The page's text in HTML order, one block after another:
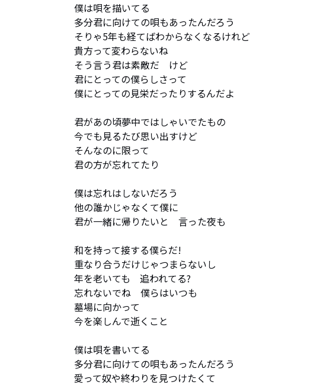
僕は唄を描いてる
多分君に向けての唄もあったんだろう
そりゃ5年も経てばわからなくなるけれど
貴方って変わらないね
そう言う君は素敵だ　けど
君にとっての僕らしさって
僕にとっての見栄だったりするんだよ
君があの頃夢中ではしゃいでたもの
今でも見るたび思い出すけど
そんなのに限って
君の方が忘れてたり
僕は忘れはしないだろう
他の誰かじゃなくて僕に
君が一緒に帰りたいと　言った夜も
和を持って接する僕らだ!
重なり合うだけじゃつまらないし
年を老いても　追われてる?
忘れないでね　僕らはいつも
墓場に向かって
今を楽しんで逝くこと
僕は唄を書いてる
多分君に向けての唄もあったんだろう
愛って奴や終わりを見つけたくて